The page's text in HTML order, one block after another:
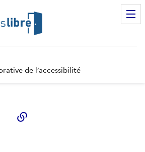
de l’accessibilité
Twitter)
Linkedin